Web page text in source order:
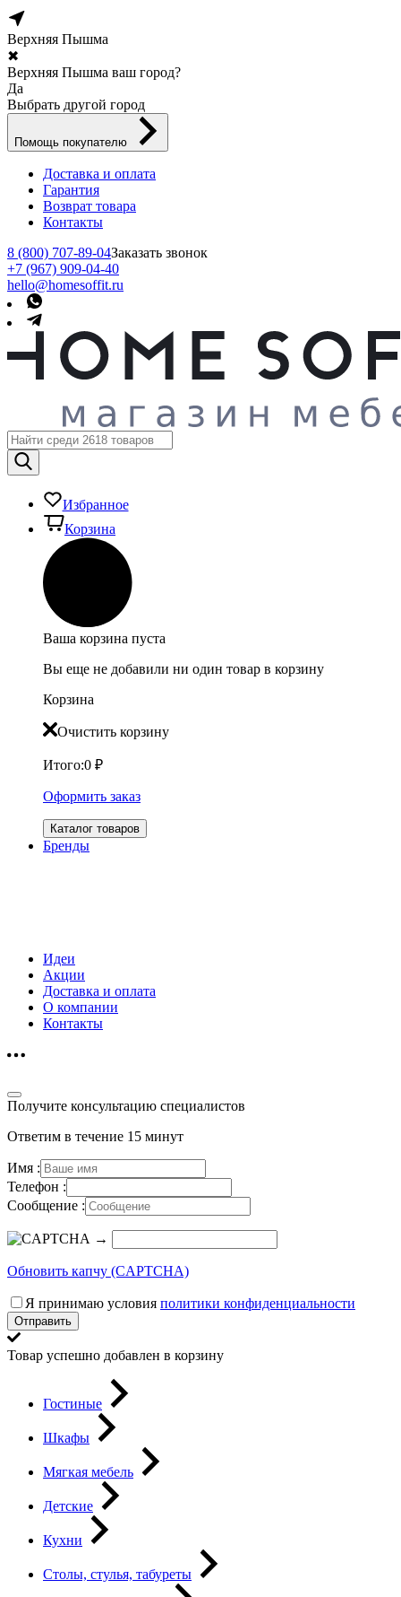
Верхняя Пышма
✖
Верхняя Пышма ваш город?
Да
Выбрать другой город
Помощь покупателю
Доставка и оплата
Гарантия
Возврат товара
Контакты
8 (800) 707-89-04Заказать звонок
+7 (967) 909-04-40
hello@homesoffit.ru
Избранное
Корзина
Ваша корзина пуста
Вы еще не добавили ни один товар в корзину
Корзина
Очистить корзину
Итого:0 ₽
Оформить заказ
Каталог товаров
Бренды
Идеи
Акции
Доставка и оплата
О компании
Контакты
Получите консультацию специалистов
Ответим в течение 15 минут
Имя :
Телефон :
Сообщение :
→
Обновить капчу (CAPTCHA)
Я принимаю условия политики конфиденциальности
Отправить
Товар успешно добавлен в корзину
Гостиные
Шкафы
Мягкая мебель
Детские
Кухни
Столы, стулья, табуреты